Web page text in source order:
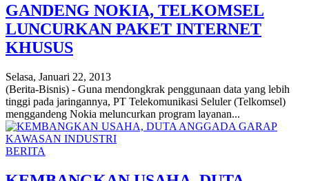
GANDENG NOKIA, TELKOMSEL
LUNCURKAN PAKET INTERNET
KHUSUS
Selasa, Januari 22, 2013
(Berita-Bisnis) - Guna mendongkrak penggunaan data yang lebih
tinggi pada jaringannya, PT Telekomunikasi Seluler (Telkomsel)
menggandeng Nokia meluncurkan program layanan...
BERITA